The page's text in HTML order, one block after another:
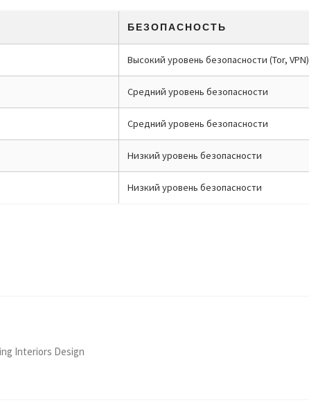
БЕЗОПАСНОСТЬ
Высокий уровень безопасности (Tor, VPN)
Средний уровень безопасности
Средний уровень безопасности
Низкий уровень безопасности
Низкий уровень безопасности
Interiors Design